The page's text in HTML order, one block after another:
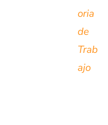
oria
de
Trab
ajo